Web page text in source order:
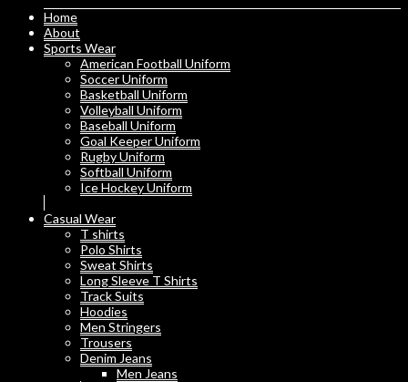
Home
About
Sports Wear
American Football Uniform
Soccer Uniform
Basketball Uniform
Volleyball Uniform
Baseball Uniform
Goal Keeper Uniform
Rugby Uniform
Softball Uniform
Ice Hockey Uniform
Casual Wear
T shirts
Polo Shirts
Sweat Shirts
Long Sleeve T Shirts
Track Suits
Hoodies
Men Stringers
Trousers
Denim Jeans
Men Jeans